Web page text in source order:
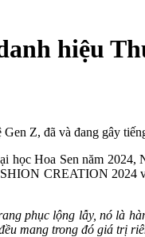
hiệu
Z, đã và đang gây
Hoa Sen năm
CREATION
phục lộng lẫy, nó là
mang trong đó giá trị